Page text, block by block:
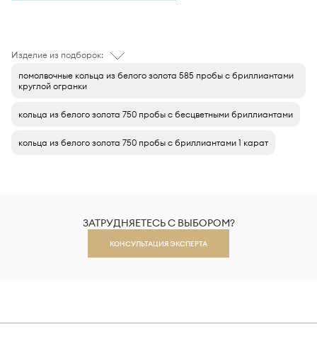
Изделие из подборок:
помолвочные кольца из белого золота 585 пробы с бриллиантами
круглой огранки
кольца из белого золота 750 пробы с бесцветными бриллиантами
кольца из белого золота 750 пробы с бриллиантами 1 карат
ЗАТРУДНЯЕТЕСЬ С ВЫБОРОМ?
КОНСУЛЬТАЦИЯ ЭКСПЕРТА